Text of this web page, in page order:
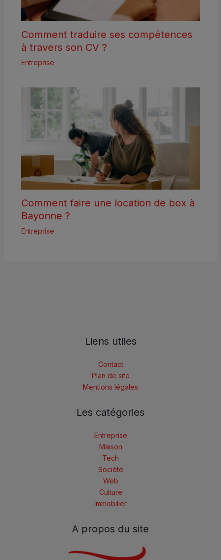
Comment traduire ses compétences
à travers son CV ?
Entreprise
Comment faire une location de box à
Bayonne ?
Entreprise
Liens utiles
Contact
Plan de site
Mentions légales
Les catégories
Entreprise
Maison
Tech
Société
Web
Culture
Immobilier
A propos du site